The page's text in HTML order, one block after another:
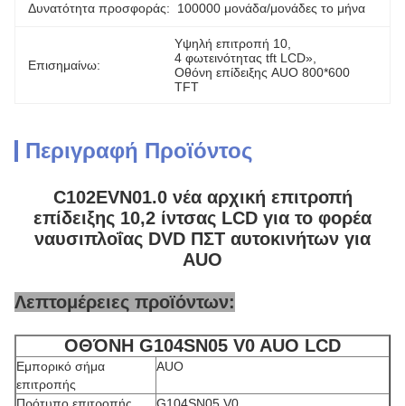
Δυνατότητα προσφοράς: 100000 μονάδα/μονάδες το μήνα
Επισημαίνω:
Υψηλή επιτροπή 10
4 φωτεινότητας tft LCD»
Οθόνη επίδειξης AUO 800*600
TFT
Περιγραφή Προϊόντος
C102EVN01.0 νέα αρχική επιτροπή
επίδειξης 10,2 ίντσας LCD για το φορέα
ναυσιπλοΐας DVD ΠΣΤ αυτοκινήτων για
AUO
Λεπτομέρειες προϊόντων:
ΟΘΌΝΗ G104SN05 V0 AUO LCD
Εμπορικό σήμα
επιτροπής
AUO